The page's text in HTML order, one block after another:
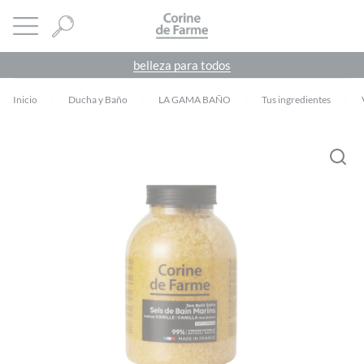
abrir menú CORINE DE FARME
belleza para todos
Inicio Ducha y Baño LA GAMA BAÑO Tus ingredientes